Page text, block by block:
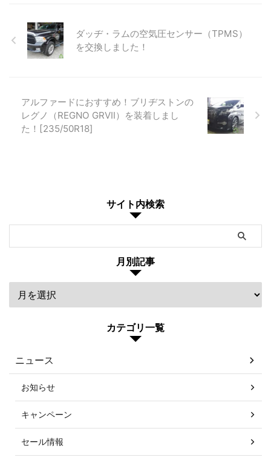
ダッヂ・ラムの空気圧センサー（TPMS）
を交換しました！
アルファードにおすすめ！ブリヂストンの
レグノ（REGNO GRVII）を装着しまし
た！[235/50R18]
サイト内検索
月別記事
カテゴリ一覧
ニュース
お知らせ
キャンペーン
セール情報